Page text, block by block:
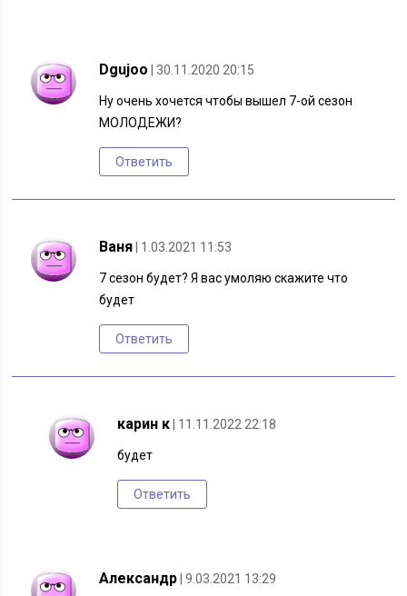
Dgujoo | 30.11.2020 20:15
Ну очень хочется чтобы вышел 7-ой сезон
МОЛОДЕЖИ?
Ответить
Ваня | 1.03.2021 11:53
7 сезон будет? Я вас умоляю скажите что
будет
Ответить
карин к | 11.11.2022 22:18
будет
Ответить
Александр | 9.03.2021 13:29